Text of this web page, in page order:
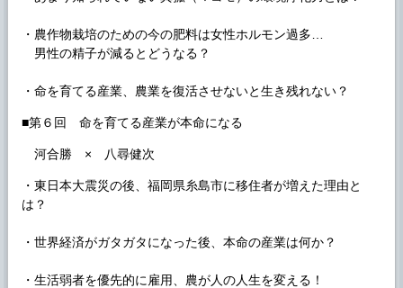
・農作物栽培のための今の肥料は女性ホルモン過多…
男性の精子が減るとどうなる？
・命を育てる産業、農業を復活させないと生き残れない？
■第６回 命を育てる産業が本命になる
河合勝 × 八尋健次
・東日本大震災の後、福岡県糸島市に移住者が増えた理由と
は？
・世界経済がガタガタになった後、本命の産業は何か？
・生活弱者を優先的に雇用、農が人の人生を変える！